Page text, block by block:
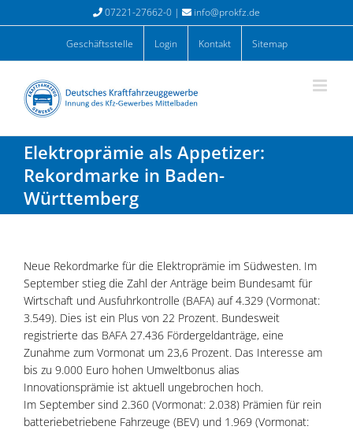
Inhalt
07221-27662-0 | info@prokfz.de
Geschäftsstelle Login Kontakt Sitemap
Elektroprämie als Appetizer:
Rekordmarke in Baden-
Württemberg
Neue Rekordmarke für die Elektroprämie im Südwesten. Im
September stieg die Zahl der Anträge beim Bundesamt für
Wirtschaft und Ausfuhrkontrolle (BAFA) auf 4.329 (Vormonat:
3.549). Dies ist ein Plus von 22 Prozent. Bundesweit
registrierte das BAFA 27.436 Fördergeldanträge, eine
Zunahme zum Vormonat um 23,6 Prozent. Das Interesse am
bis zu 9.000 Euro hohen Umweltbonus alias
Innovationsprämie ist aktuell ungebrochen hoch.
Im September sind 2.360 (Vormonat: 2.038) Prämien für rein
batteriebetriebene Fahrzeuge (BEV) und 1.969 (Vormonat: